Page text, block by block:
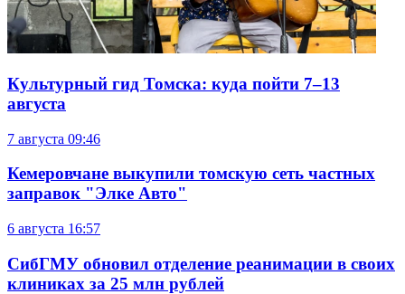
Культурный гид Томска: куда пойти 7–13
августа
7 августа 09:46
Кемеровчане выкупили томскую сеть частных
заправок "Элке Авто"
6 августа 16:57
СибГМУ обновил отделение реанимации в своих
клиниках за 25 млн рублей